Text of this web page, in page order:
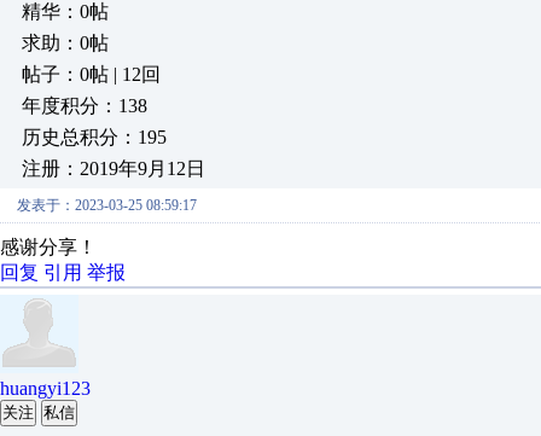
精华：0帖
求助：0帖
帖子：0帖 | 12回
年度积分：138
历史总积分：195
注册：2019年9月12日
发表于：2023-03-25 08:59:17
感谢分享！
回复 引用 举报
huangyi123
关注 私信